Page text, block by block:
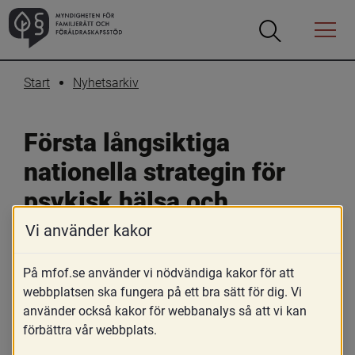
Öppna
Öppna
Menyn
Start Nyhetsarkiv
Första långsiktiga
nationella strategin för
psykisk hälsa och
suicidprevention
15 januari 2025
Skriv ut Dela
Regeringen (Socialdepartementet) har
Vi använder kakor
På mfof.se använder vi nödvändiga kakor för att
webbplatsen ska fungera på ett bra sätt för dig. Vi
använder också kakor för webbanalys så att vi kan
förbättra vår webbplats.